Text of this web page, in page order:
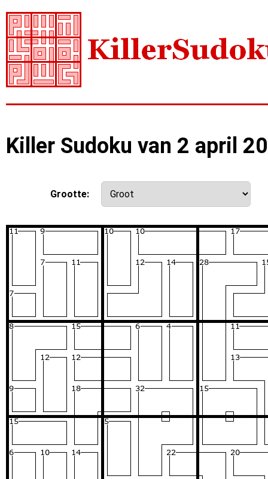
Killer Sudoku van 2 april
Grootte: